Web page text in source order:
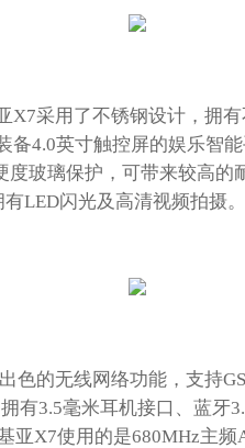
采用了不锈钢设计，拥有
备4.0英寸触控屏的娱乐智
度玻璃保护，可带来较高的
LED闪光及高清视频拍摄。
的无线网络功能，支持
有3.5毫米耳机接口、蓝牙
亚X7使用的是680MHz主